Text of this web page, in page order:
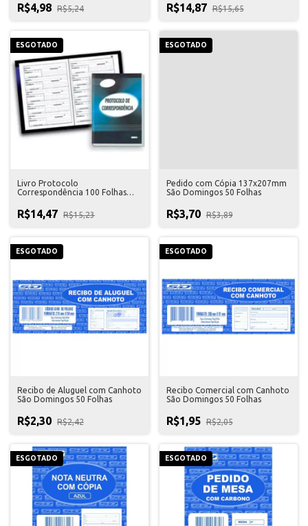
R$4,98 R$5,24 R$14,87 R$15,65
ESGOTADO
Livro Protocolo
Correspondência 100 Folhas
R$14,47 R$15,23
ESGOTADO
Pedido com Cópia 137x207mm
São Domingos 50 Folhas
R$3,70 R$3,89
ESGOTADO
Recibo de Aluguel com Canhoto
São Domingos 50 Folhas
R$2,30 R$2,42
ESGOTADO
Recibo Comercial com Canhoto
São Domingos 50 Folhas
R$1,95 R$2,05
ESGOTADO ESGOTADO